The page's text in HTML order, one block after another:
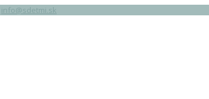
info@sdetmi.sk